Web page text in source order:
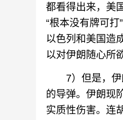
都看得出来，美
“根本没有牌可
以色列和美国造
以对伊朗随心所
7）但是，伊朗
的导弹。伊朗现
实质性伤害。连